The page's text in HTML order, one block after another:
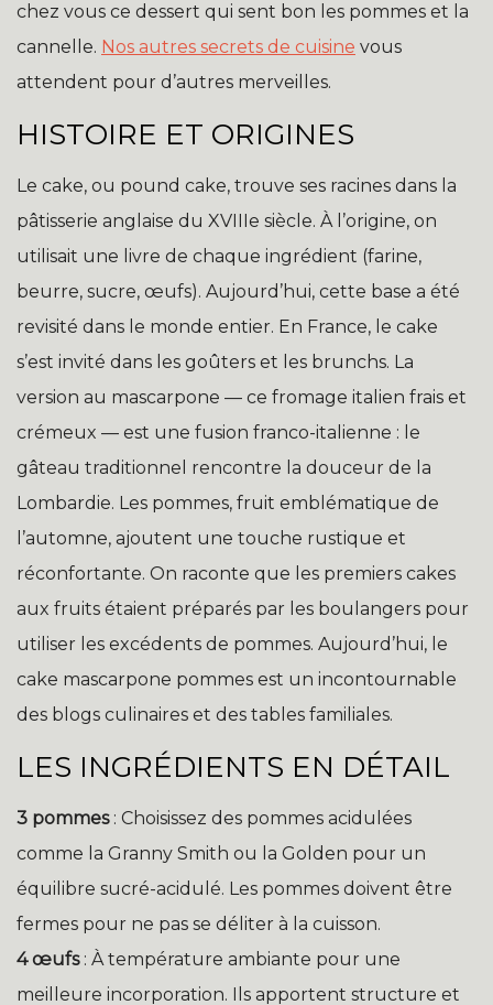
chez vous ce dessert qui sent bon les pommes et la
cannelle. Nos autres secrets de cuisine vous
attendent pour d’autres merveilles.
HISTOIRE ET ORIGINES
Le cake, ou pound cake, trouve ses racines dans la
pâtisserie anglaise du XVIIIe siècle. À l’origine, on
utilisait une livre de chaque ingrédient (farine,
beurre, sucre, œufs). Aujourd’hui, cette base a été
revisité dans le monde entier. En France, le cake
s’est invité dans les goûters et les brunchs. La
version au mascarpone — ce fromage italien frais et
crémeux — est une fusion franco-italienne : le
gâteau traditionnel rencontre la douceur de la
Lombardie. Les pommes, fruit emblématique de
l’automne, ajoutent une touche rustique et
réconfortante. On raconte que les premiers cakes
aux fruits étaient préparés par les boulangers pour
utiliser les excédents de pommes. Aujourd’hui, le
cake mascarpone pommes est un incontournable
des blogs culinaires et des tables familiales.
LES INGRÉDIENTS EN DÉTAIL
3 pommes: Choisissez des pommes acidulées
comme la Granny Smith ou la Golden pour un
équilibre sucré-acidulé. Les pommes doivent être
fermes pour ne pas se déliter à la cuisson.
4 œufs: À température ambiante pour une
meilleure incorporation. Ils apportent structure et